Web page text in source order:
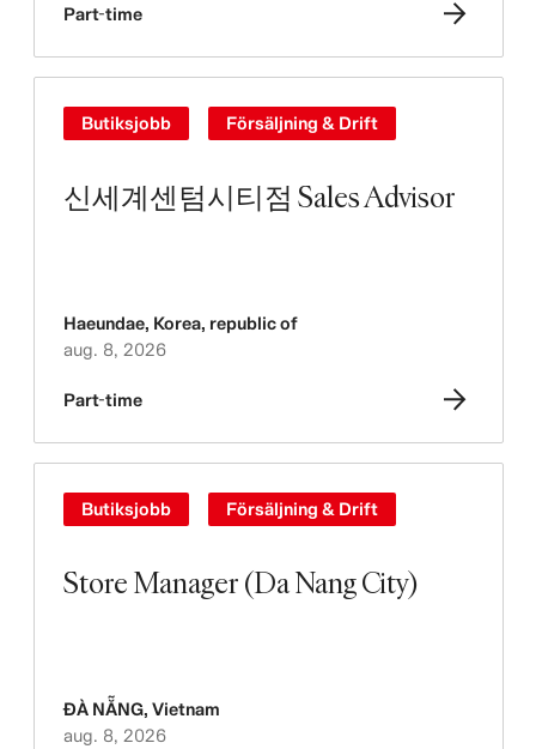
Part-time
신세계센텀시티점 Sales Advisor
Butiksjobb Försäljning & Drift
Haeundae, Korea, republic of
aug. 8, 2026
Part-time
Store Manager (Da Nang City)
Butiksjobb Försäljning & Drift
ĐÀ NẴNG, Vietnam
aug. 8, 2026